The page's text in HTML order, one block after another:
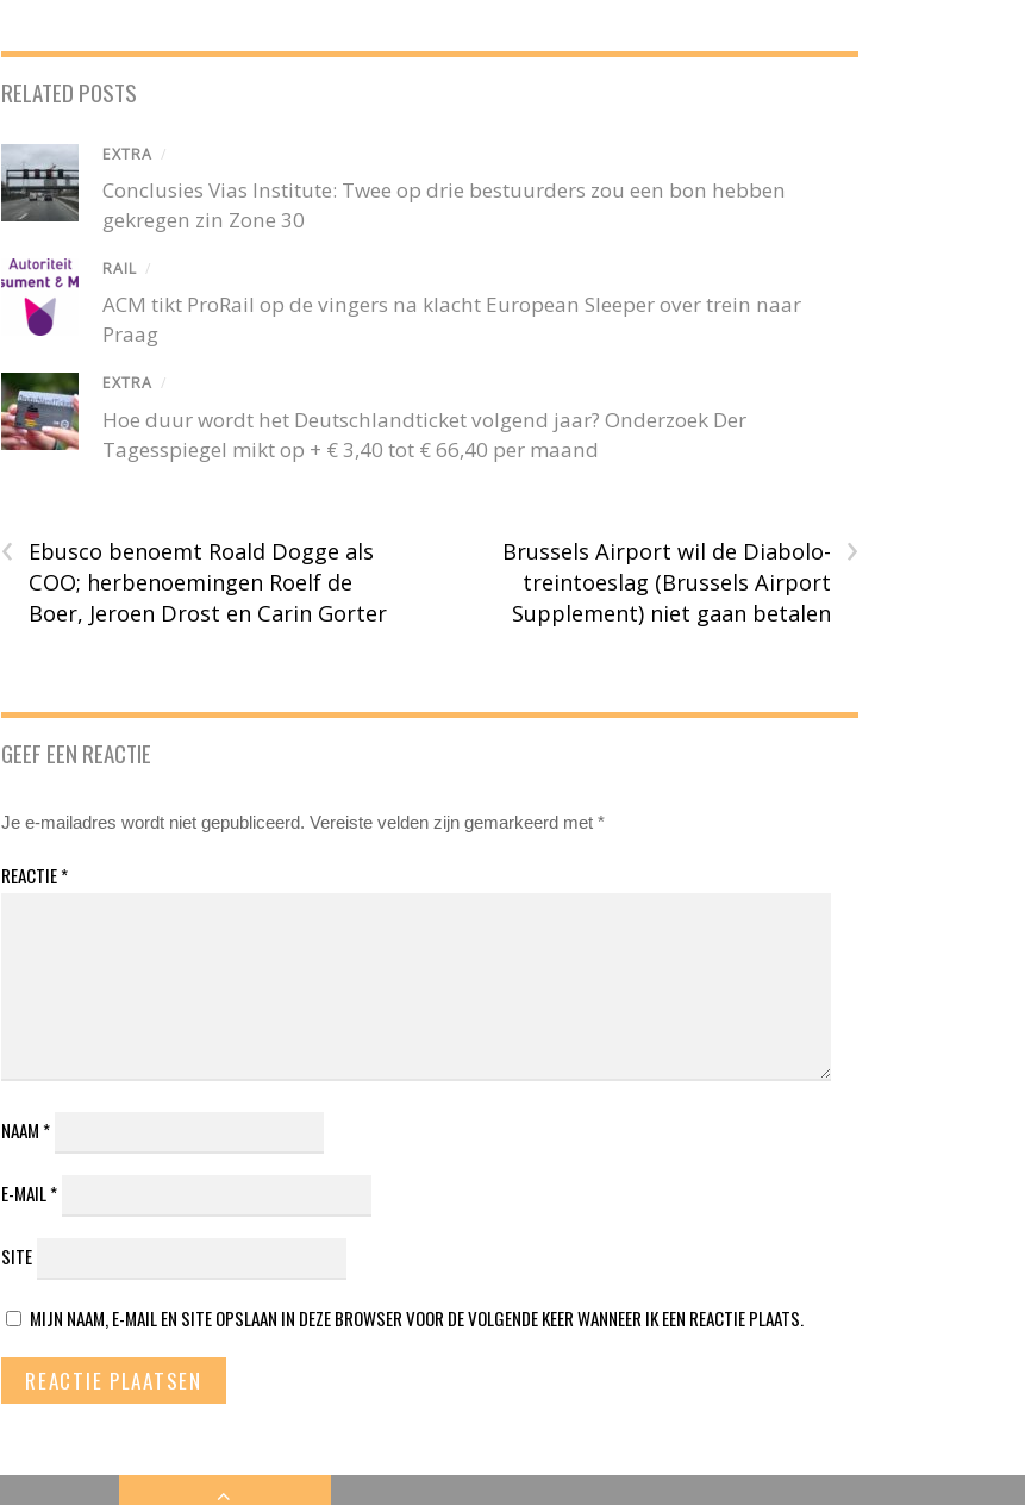
RELATED POSTS
EXTRA /
Conclusies Vias Institute: Twee op drie bestuurders zou een bon hebben
gekregen zin Zone 30
RAIL /
ACM tikt ProRail op de vingers na klacht European Sleeper over trein naar
Praag
EXTRA /
Hoe duur wordt het Deutschlandticket volgend jaar? Onderzoek Der
Tagesspiegel mikt op + € 3,40 tot € 66,40 per maand
‹
Ebusco benoemt Roald Dogge als
COO; herbenoemingen Roelf de
Boer, Jeroen Drost en Carin Gorter
›
Brussels Airport wil de Diabolo-
treintoeslag (Brussels Airport
Supplement) niet gaan betalen
GEEF EEN REACTIE
Je e-mailadres wordt niet gepubliceerd. Vereiste velden zijn gemarkeerd met*
REACTIE*
NAAM *
E-MAIL*
SITE
MIJN NAAM, E-MAIL EN SITE OPSLAAN IN DEZE BROWSER VOOR DE VOLGENDE KEER WANNEER IK EEN REACTIE PLAATS.